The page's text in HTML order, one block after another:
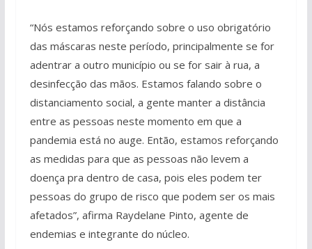
“Nós estamos reforçando sobre o uso obrigatório
das máscaras neste período, principalmente se for
adentrar a outro município ou se for sair à rua, a
desinfecção das mãos. Estamos falando sobre o
distanciamento social, a gente manter a distância
entre as pessoas neste momento em que a
pandemia está no auge. Então, estamos reforçando
as medidas para que as pessoas não levem a
doença pra dentro de casa, pois eles podem ter
pessoas do grupo de risco que podem ser os mais
afetados”, afirma Raydelane Pinto, agente de
endemias e integrante do núcleo.